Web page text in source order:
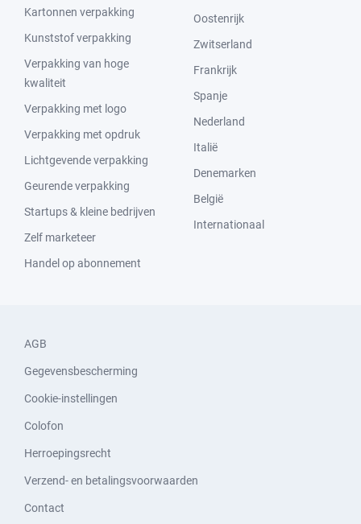
Kartonnen verpakking
Kunststof verpakking
Verpakking van hoge
kwaliteit
Verpakking met logo
Verpakking met opdruk
Lichtgevende verpakking
Geurende verpakking
Startups & kleine bedrijven
Zelf marketeer
Handel op abonnement
Oostenrijk
Zwitserland
Frankrijk
Spanje
Nederland
Italië
Denemarken
België
Internationaal
AGB
Gegevensbescherming
Cookie-instellingen
Colofon
Herroepingsrecht
Verzend- en betalingsvoorwaarden
Contact